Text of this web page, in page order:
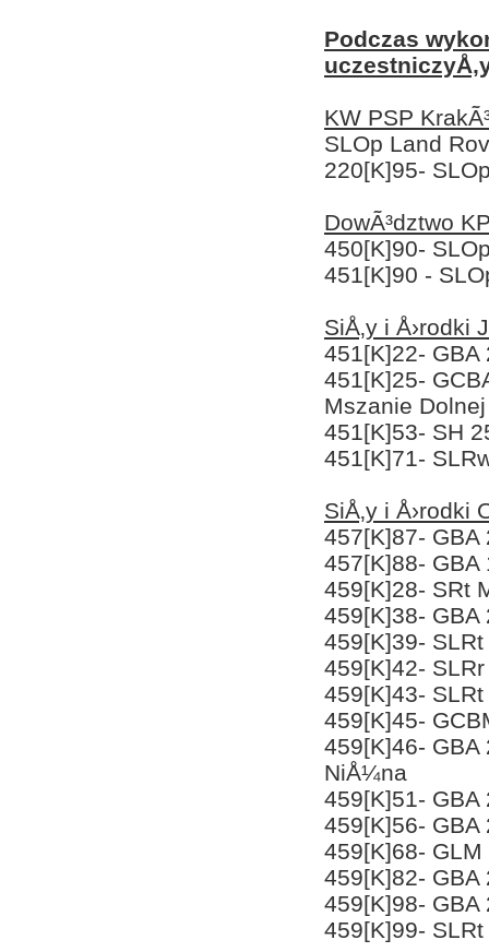
Podczas
KW PSP
SLOp Land
220[K]95-
DowÃ³dztwo
450[K]90-
451[K]90 -
SiÅ‚y i Å›rodki
451[K]22-
451[K]25-
Mszanie Dolnej
451[K]53- SH
451[K]71-
SiÅ‚y i Å›rodki
457[K]87- GBA
457[K]88- GBA
459[K]28- SRt
459[K]38- GBA
459[K]39-
459[K]42-
459[K]43-
459[K]45-
459[K]46-
NiÅ¼na
459[K]51- GBA
459[K]56-
459[K]68-
459[K]82- GBA
459[K]98- GBA
459[K]99-